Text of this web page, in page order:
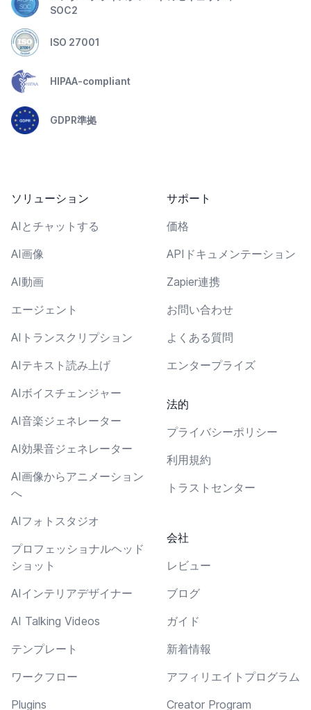
SOC2
ISO 27001
HIPAA-compliant
GDPR準拠
ソリューション
AIとチャットする
AI画像
AI動画
エージェント
AIトランスクリプション
AIテキスト読み上げ
AIボイスチェンジャー
AI音楽ジェネレーター
AI効果音ジェネレーター
AI画像からアニメーション
へ
AIフォトスタジオ
プロフェッショナルヘッド
ショット
AIインテリアデザイナー
AI Talking Videos
テンプレート
ワークフロー
Plugins
サポート
価格
APIドキュメンテーション
Zapier連携
お問い合わせ
よくある質問
エンタープライズ
法的
プライバシーポリシー
利用規約
トラストセンター
会社
レビュー
ブログ
ガイド
新着情報
アフィリエイトプログラム
Creator Program